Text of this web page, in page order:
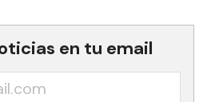
en tu email